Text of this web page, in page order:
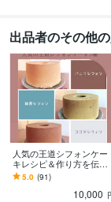
出品者のその他
人気の王道シフォンケー
キレシピ＆作り方を伝授
します 失敗しないシフォ
ンケーキレシピ3種
5.0 (91)
10,000